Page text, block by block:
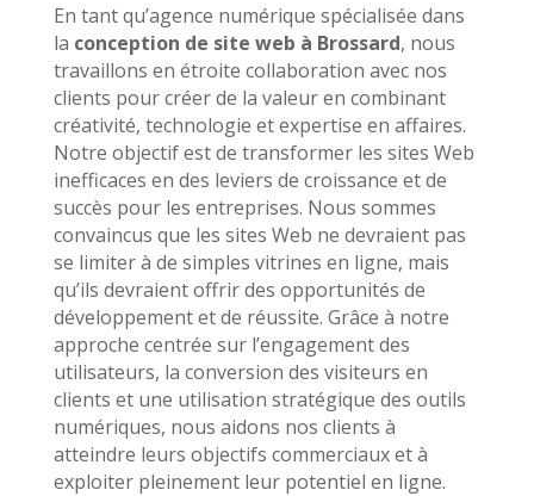
En tant qu’agence numérique spécialisée dans
la conception de site web à Brossard, nous
travaillons en étroite collaboration avec nos
clients pour créer de la valeur en combinant
créativité, technologie et expertise en affaires.
Notre objectif est de transformer les sites Web
inefficaces en des leviers de croissance et de
succès pour les entreprises. Nous sommes
convaincus que les sites Web ne devraient pas
se limiter à de simples vitrines en ligne, mais
qu’ils devraient offrir des opportunités de
développement et de réussite. Grâce à notre
approche centrée sur l’engagement des
utilisateurs, la conversion des visiteurs en
clients et une utilisation stratégique des outils
numériques, nous aidons nos clients à
atteindre leurs objectifs commerciaux et à
exploiter pleinement leur potentiel en ligne.